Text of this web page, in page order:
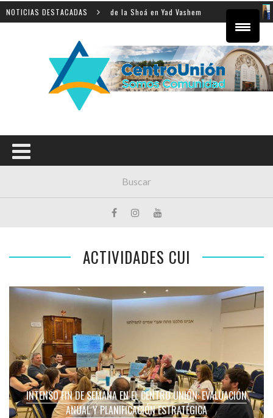
NOTICIAS DESTACADAS
la enseñanza de la Shoá en Yad Vashem El
ACTIVIDADES CUI
INTENSO FIN DE SEMANA EN EL CENTRO UNIÓN: EVALUACIÓN
ANUAL Y PLANIFICACIÓN ESTRATÉGICA